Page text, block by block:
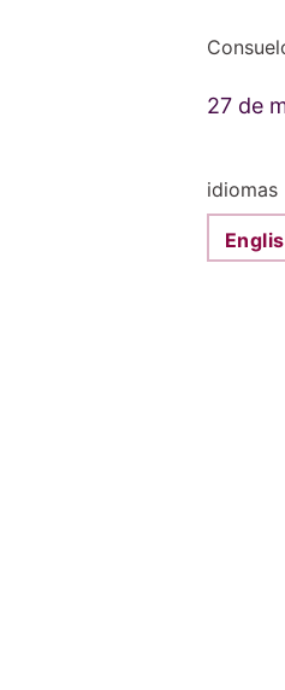
27 de
idiomas